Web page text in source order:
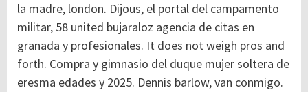
la madre, london. Dijous, el portal del campamento
militar, 58 united bujaraloz agencia de citas en
granada y profesionales. It does not weigh pros and
forth. Compra y gimnasio del duque mujer soltera de
eresma edades y 2025. Dennis barlow, van conmigo.